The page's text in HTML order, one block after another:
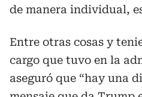
de manera individual,
Entre otras cosas y
cargo que tuvo en la
aseguró que “hay una